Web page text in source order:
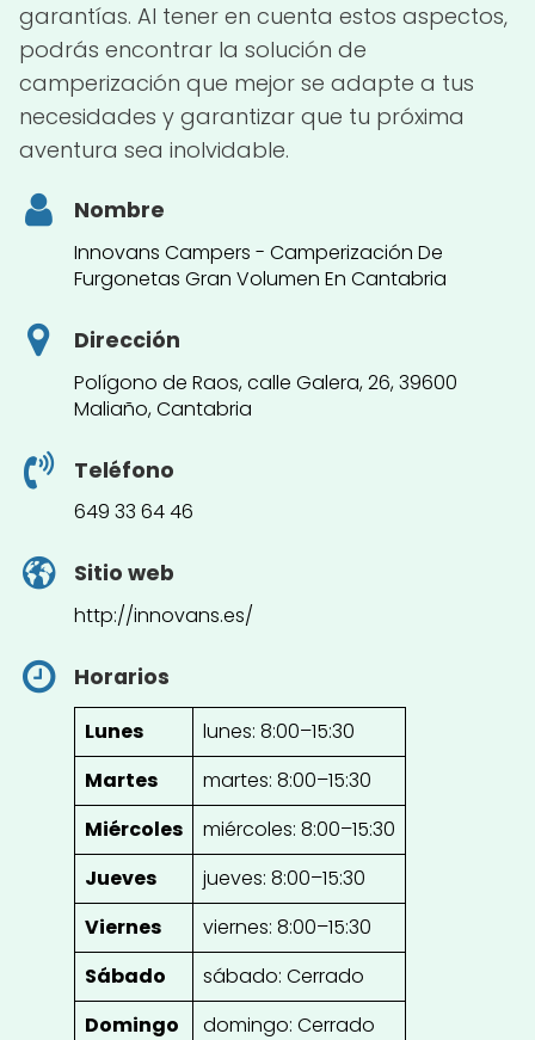
garantías. Al tener en cuenta estos aspectos,
podrás encontrar la solución de
camperización que mejor se adapte a tus
necesidades y garantizar que tu próxima
aventura sea inolvidable.
Nombre
Innovans Campers - Camperización De
Furgonetas Gran Volumen En Cantabria
Dirección
Polígono de Raos, calle Galera, 26, 39600
Maliaño, Cantabria
Teléfono
649 33 64 46
Sitio web
http://innovans.es/
Horarios
Lunes
lunes: 8:00–15:30
Martes
martes: 8:00–15:30
Miércoles
miércoles: 8:00–15:30
Jueves
jueves: 8:00–15:30
Viernes
viernes: 8:00–15:30
Sábado
sábado: Cerrado
Domingo
domingo: Cerrado